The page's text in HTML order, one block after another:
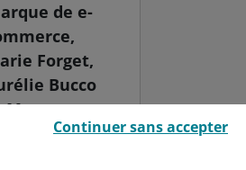
de e-
Forget,
Bucco
Morgane
des fins de bon fonctionnement et de
Les
Continuer sans accepter